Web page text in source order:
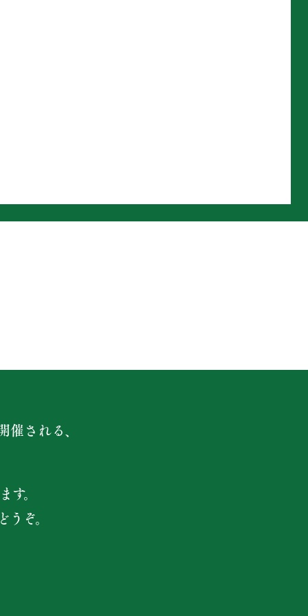
される、
。
ぞ。